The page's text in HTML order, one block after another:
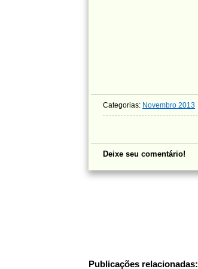
Categorias: Novembro 2013
Deixe seu comentário!
Publicações relacionadas: